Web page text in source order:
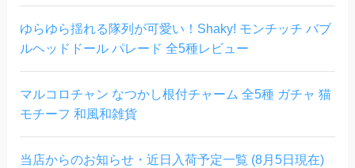
ゆらゆら揺れる隊列が可愛い！Shaky! モンチッチ バブ
ルヘッドドール パレード 全5種レビュー
マルコロチャン なつかし根付チャーム 全5種 ガチャ 猫
モチーフ 和風和雑貨
当店からのお知らせ・近日入荷予定一覧 (8月5日現在)